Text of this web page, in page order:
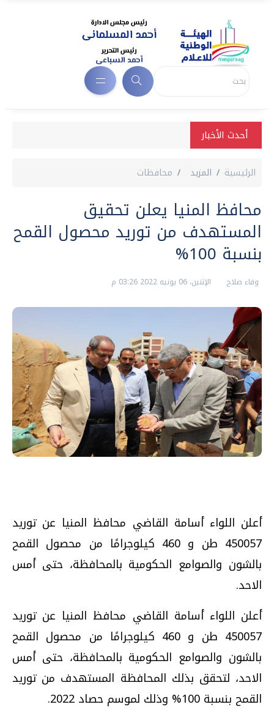
أحدث الأخبار
الرئيسية المزيد محافظات
محافظ المنيا يعلن تحقيق
المستهدف من توريد محصول القمح
بنسبة 100%
وفاء صلاح الإثنين، 06 يونيه 2022 03:26 م
أعلن اللواء أسامة القاضي محافظ المنيا عن توريد
450057 طن و 460 كيلوجرامًا من محصول القمح
بالشون والصوامع الحكومية بالمحافظة، حتى أمس
الاحد.
أعلن اللواء أسامة القاضي محافظ المنيا عن توريد
450057 طن و 460 كيلوجرامًا من محصول القمح
بالشون والصوامع الحكومية بالمحافظة، حتى أمس
الاحد، لتحقق بذلك المحافظة المستهدف من توريد
القمح بنسبة 100% وذلك لموسم حصاد 2022.